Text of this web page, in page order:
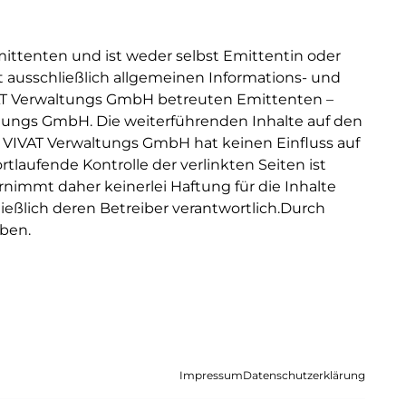
und ist weder selbst Emittentin oder
allgemeinen Informations- und
Verwaltungs GmbH betreuten Emittenten –
GmbH. Die weiterführenden Inhalte auf den
Verwaltungs GmbH hat keinen Einfluss auf
Kontrolle der verlinkten Seiten ist
daher keinerlei Haftung für die Inhalte
deren Betreiber verantwortlich.Durch
ImpressumDatenschutzerklärung
so dass
die auch
laden
etwaige Nachträge.
Zinsberechnung